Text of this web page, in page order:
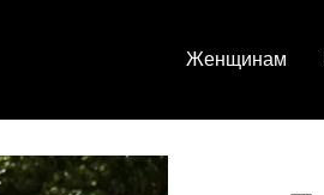
Женщинам